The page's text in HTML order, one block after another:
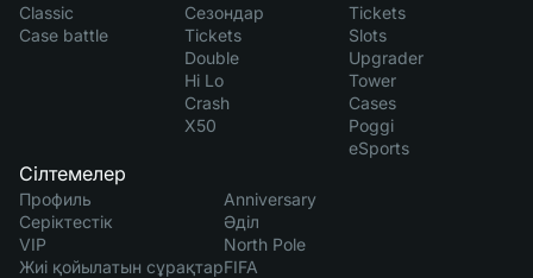
Classic
Case battle
Сезондар
Tickets
Double
Hi Lo
Crash
X50
Tickets
Slots
Upgrader
Tower
Cases
Poggi
eSports
Сілтемелер
Профиль
Серіктестік
VIP
Жиі қойылатын сұрақтар
Anniversary
Әділ
North Pole
FIFA